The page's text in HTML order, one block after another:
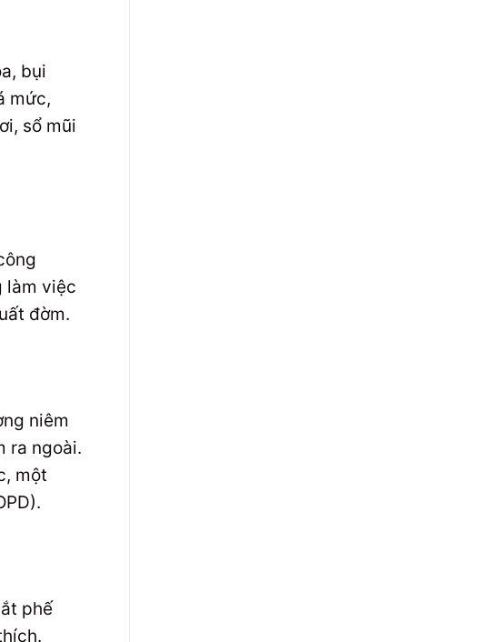
bụi
mức,
sổ mũi
làm việc
đờm.
niêm
ra ngoài.
một
phế